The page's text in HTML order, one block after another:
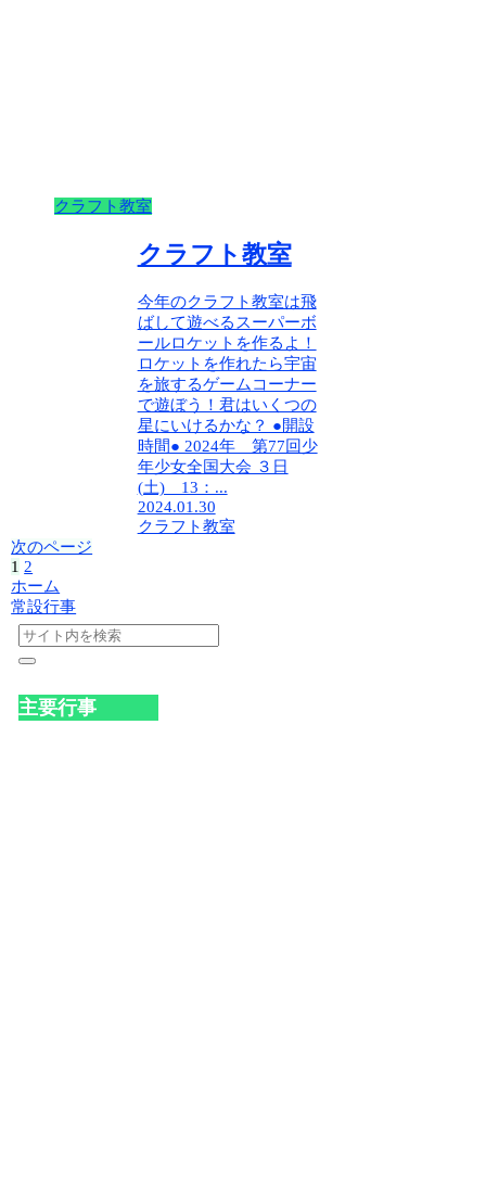
クラフト教室
クラフト教室
今年のクラフト教室は飛
ばして遊べるスーパーボ
ールロケットを作るよ！
ロケットを作れたら宇宙
を旅するゲームコーナー
で遊ぼう！君はいくつの
星にいけるかな？ ●開設
時間● 2024年 第77回少
年少女全国大会 ３日
(土) 13：...
2024.01.30
クラフト教室
次のページ
1 2
ホーム
常設行事
主要行事